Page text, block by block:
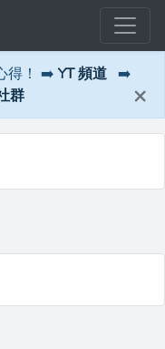
得！ ➡️ YT 頻道 ➡️
群 ×